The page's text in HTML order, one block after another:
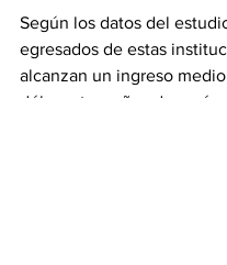
Según los datos del
egresados de estas
alcanzan un ingreso
dólares tres años después